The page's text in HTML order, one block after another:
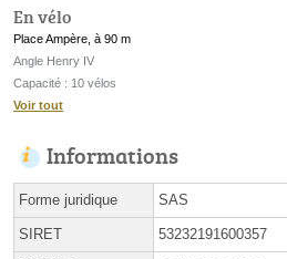
En vélo
Place Ampère, à 90 m
Angle Henry IV
Capacité : 10 vélos
Voir tout
Informations
Forme juridique SAS
SIRET 53232191600357